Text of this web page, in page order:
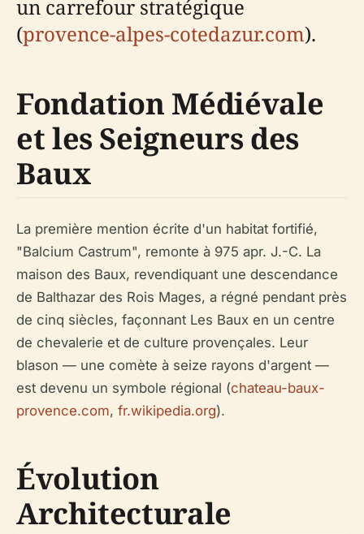
un carrefour stratégique
(provence-alpes-cotedazur.com).
Fondation Médiévale
et les Seigneurs des
Baux
La première mention écrite d'un habitat fortifié,
"Balcium Castrum", remonte à 975 apr. J.-C. La
maison des Baux, revendiquant une descendance
de Balthazar des Rois Mages, a régné pendant près
de cinq siècles, façonnant Les Baux en un centre
de chevalerie et de culture provençales. Leur
blason — une comète à seize rayons d'argent —
est devenu un symbole régional (chateau-baux-
provence.com, fr.wikipedia.org).
Évolution
Architecturale